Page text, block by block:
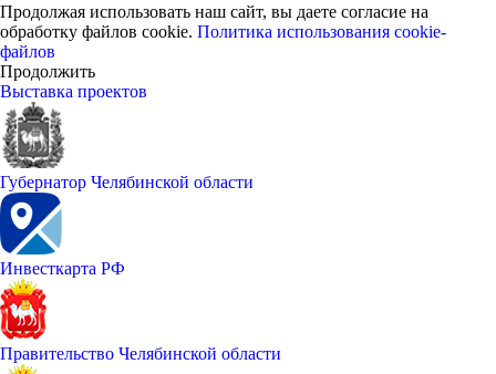
Продолжая использовать наш сайт, вы даете согласие на
обработку файлов cookie. Политика использования cookie-
файлов
Продолжить
Выставка проектов
Губернатор Челябинской области
Инвесткарта РФ
Правительство Челябинской области